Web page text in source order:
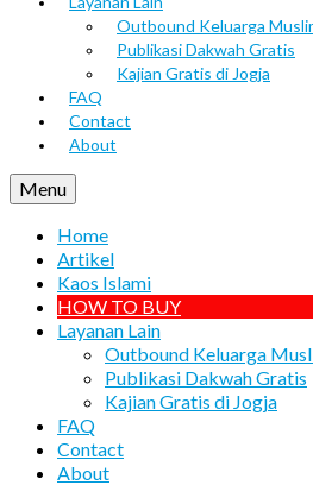
Outbound Keluarga
Publikasi Dakwah Gratis
Kajian Gratis di Jogja
FAQ
Contact
About
Menu
Home
Artikel
Kaos Islami
HOW TO BUY
Layanan Lain
Outbound Keluarga
Publikasi Dakwah Gratis
Kajian Gratis di Jogja
FAQ
Contact
About